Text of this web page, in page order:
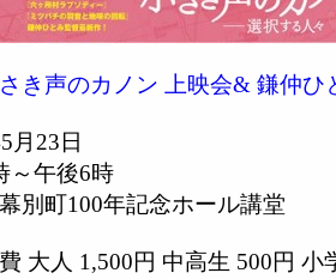
き声のカノン 上映会& 鎌仲
月23日
～午後6時
別町100年記念ホール講堂
大人 1,500円 中高生 500円 小